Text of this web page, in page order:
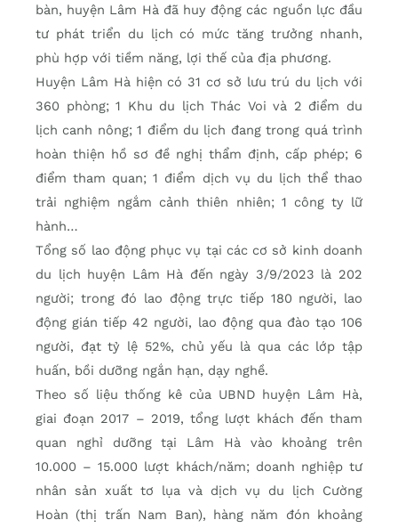
bàn, huyện Lâm Hà đã huy động các nguồn lực đầu
tư phát triển du lịch có mức tăng trưởng nhanh,
phù hợp với tiềm năng, lợi thế của địa phương.
Huyện Lâm Hà hiện có 31 cơ sở lưu trú du lịch với
360 phòng; 1 Khu du lịch Thác Voi và 2 điểm du
lịch canh nông; 1 điểm du lịch đang trong quá trình
hoàn thiện hồ sơ đề nghị thẩm định, cấp phép; 6
điểm tham quan; 1 điểm dịch vụ du lịch thể thao
trải nghiệm ngắm cảnh thiên nhiên; 1 công ty lữ
hành…
Tổng số lao động phục vụ tại các cơ sở kinh doanh
du lịch huyện Lâm Hà đến ngày 3/9/2023 là 202
người; trong đó lao động trực tiếp 180 người, lao
động gián tiếp 42 người, lao động qua đào tạo 106
người, đạt tỷ lệ 52%, chủ yếu là qua các lớp tập
huấn, bồi dưỡng ngắn hạn, dạy nghề.
Theo số liệu thống kê của UBND huyện Lâm Hà,
giai đoạn 2017 – 2019, tổng lượt khách đến tham
quan nghỉ dưỡng tại Lâm Hà vào khoảng trên
10.000 – 15.000 lượt khách/năm; doanh nghiệp tư
nhân sản xuất tơ lụa và dịch vụ du lịch Cường
Hoàn (thị trấn Nam Ban), hàng năm đón khoảng